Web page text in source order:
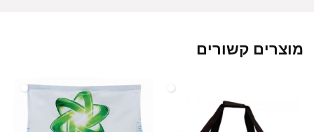
מוצרים קשורים